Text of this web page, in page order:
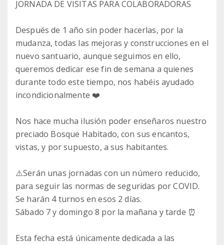
JORNADA DE VISITAS PARA COLABORADORAS
Después de 1 año sin poder hacerlas, por la
mudanza, todas las mejoras y construcciones en el
nuevo santuario, aunque seguimos en ello,
queremos dedicar ese fin de semana a quienes
durante todo este tiempo, nos habéis ayudado
incondicionalmente ❤️
Nos hace mucha ilusión poder enseñaros nuestro
preciado Bosque Habitado, con sus encantos,
vistas, y por supuesto, a sus habitantes.
⚠️Serán unas jornadas con un número reducido,
para seguir las normas de seguridas por COVID.
Se harán 4 turnos en esos 2 días.
Sábado 7 y domingo 8 por la mañana y tarde ⏰
Esta fecha está únicamente dedicada a las